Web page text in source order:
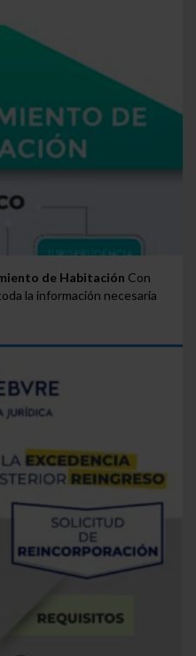
de Habitación Con
la información necesaria